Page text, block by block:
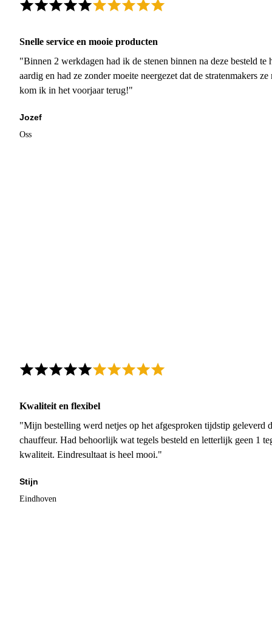
Snelle service en mooie producten
"Binnen 2 werkdagen had ik de stenen binnen na deze besteld
aardig en had ze zonder moeite neergezet dat de stratenmakers
kom ik in het voorjaar terug!"
Jozef
Oss
Kwaliteit en flexibel
"Mijn bestelling werd netjes op het afgesproken tijdstip geleverd
chauffeur. Had behoorlijk wat tegels besteld en letterlijk geen 1
kwaliteit. Eindresultaat is heel mooi."
Stijn
Eindhoven